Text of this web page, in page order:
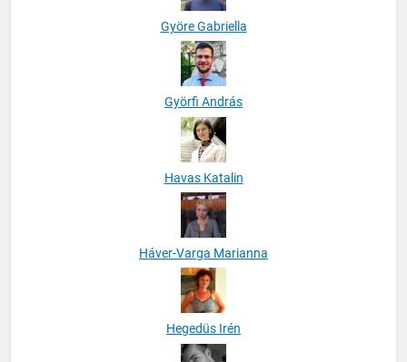
Györe Gabriella
Györfi András
Havas Katalin
Háver-Varga Marianna
Hegedüs Irén